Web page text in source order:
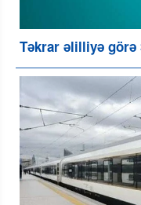
Təkrar əlilliyə görə